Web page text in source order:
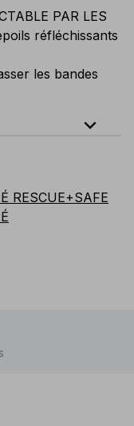
PAR LES
réfléchissants
les bandes
expand_less
RESCUE+SAFE